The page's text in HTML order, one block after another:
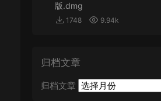
版.dmg
1748 9.94k
归档文章
归档文章